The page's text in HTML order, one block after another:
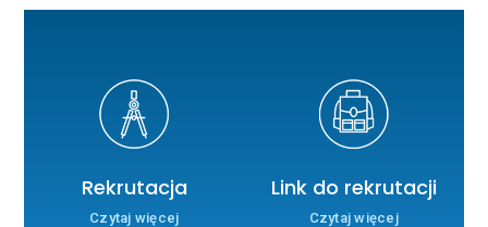
Rekrutacja
Czytaj więcej
Link do rekrutacji
Czytaj więcej